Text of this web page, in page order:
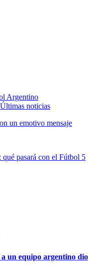
Argentino
Últimas noticias
un emotivo mensaje
pasará con el Fútbol 5
un equipo argentino dio